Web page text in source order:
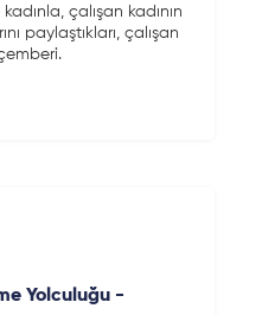
çalışan kadının
paylaştıkları, çalışan
Yolculuğu -